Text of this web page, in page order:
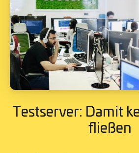
Testserver: Damit
fließen